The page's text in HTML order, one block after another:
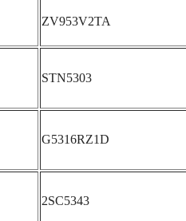
ZV953V2TA
STN5303
G5316RZ1D
2SC5343